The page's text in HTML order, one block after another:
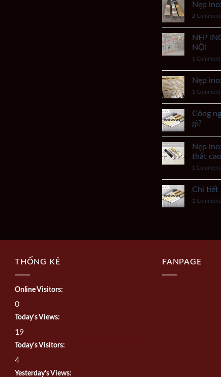
Nẹp
2
NẸP
NỘI
1 Comment
Nẹp
1 Comment
Công
gì?
Nẹp
thất
1 Comment
Chi tiết
1 Comment
THỐNG KÊ
Online Visitors:
0
Today's Views:
19
Today's Visitors:
4
Yesterday's Views:
FANPAGE